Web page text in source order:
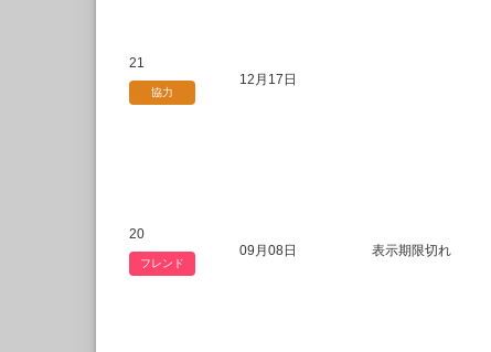
21
協力
12月17日
20
フレンド
09月08日 表示期限切れ